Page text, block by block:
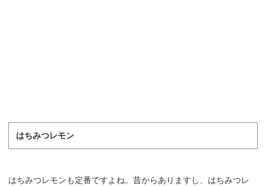
はちみつレモン
はちみつレモンも定番ですよね。昔からありますし、はちみつレ